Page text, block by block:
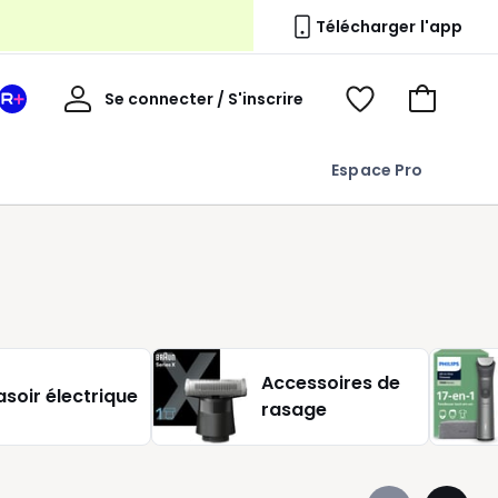
Télécharger l'app
Espace Pro
Mon
Se connecter / S'inscrire
Mon
Voir
Voir
électrique
Accessoires de
rasage